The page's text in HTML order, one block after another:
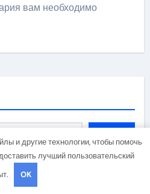
вам необходимо
Поиск
и другие технологии, чтобы помочь
лучший пользовательский
OK